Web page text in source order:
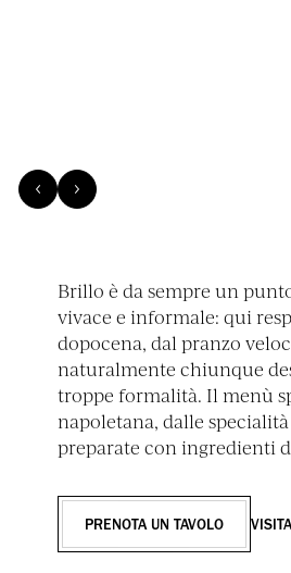
Brillo è da sempre un
vivace e informale: qui
dopocena, dal pranzo
naturalmente chiunque
troppe formalità. Il menù
napoletana, dalle
preparate con ingredienti
PRENOTA UN TAVOLO